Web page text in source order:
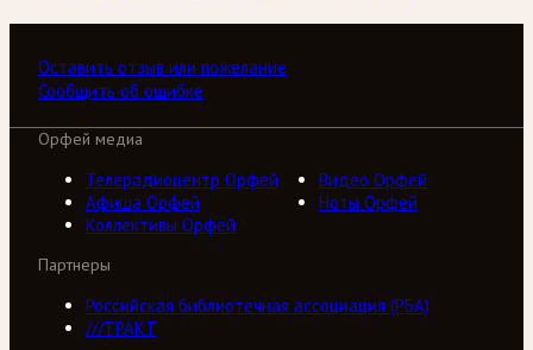
Оставить отзыв или пожелание
Сообщить об ошибке
Орфей медиа
Телерадиоцентр Орфей
Видео Орфей
Афиша Орфей
Ноты Орфей
Коллективы Орфей
Партнеры
Российская библиотечная ассоциация (РБА)
///ТРАКТ